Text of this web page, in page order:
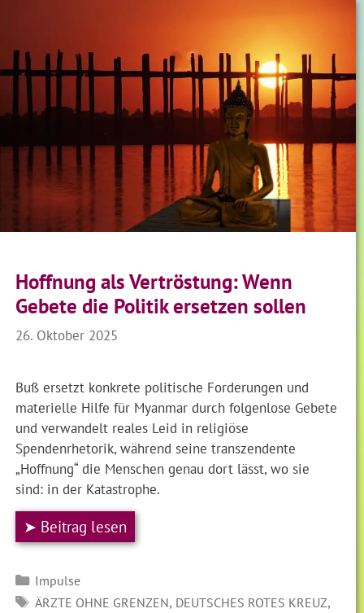
Hoffnung als Vertröstung: Wenn
Gebete die Politik ersetzen sollen
26. Oktober 2025
Buß ersetzt konkrete politische Forderungen und
materielle Hilfe für Myanmar durch folgenlose Gebete
und verwandelt reales Leid in religiöse
Spendenrhetorik, während seine transzendente
„Hoffnung“ die Menschen genau dort lässt, wo sie
sind: in der Katastrophe.
➤ Beitrag lesen
Kategorien
Impulse
SCHLAGWÖRTER
ÄRZTE OHNE GRENZEN, DEUTSCHES ROTES KREUZ,